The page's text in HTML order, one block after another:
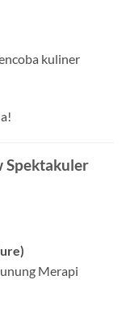
kuliner
Spektakuler
Merapi